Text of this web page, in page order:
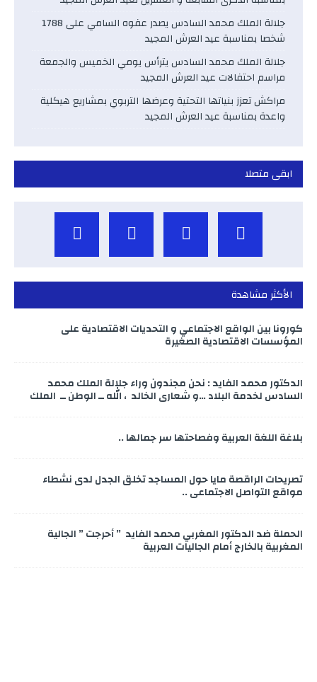
جلالة الملك محمد السادس يصدر عفوه السامي على 1788
شخصا بمناسبة عيد العرش المجيد
جلالة الملك محمد السادس يترأس يومي الخميس والجمعة
مراسم احتفالات عيد العرش المجيد
مراكش تعزز بنياتها التحتية وعرضها التربوي بمشاريع هيكلية
واعدة بمناسبة عيد العرش المجيد
ابقى متصلا
الأكثر مشاهدة
كورونا بين الواقع الاجتماعي و التحديات الاقتصادية على
المؤسسات الاقتصادية الصغيرة
الدكتور محمد الفايد : نحن مجندون وراء جلالة الملك محمد
السادس لخدمة البلاد …و شعاري الخالد ، الله ــ الوطن ــ الملك
بلاغة اللغة العربية وفصاحتها سر جمالها ..
تصريحات الراقصة مايا حول المساجد تخلق الجدل لدى نشطاء
مواقع التواصل الاجتماعي ..
الحملة ضد الدكتور المغربي محمد الفايد ” أحرجت ” الجالية
المغربية بالخارج أمام الجاليات العربية